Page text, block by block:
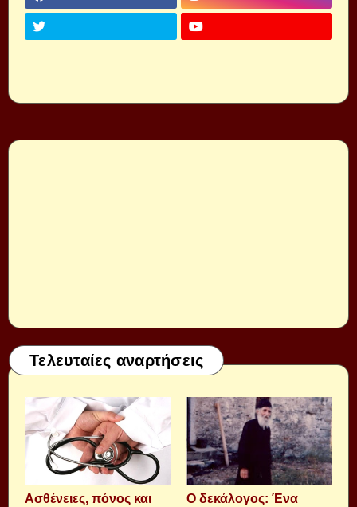
Τελευταίες αναρτήσεις
Aσθένειες, πόνος και
Ο δεκάλογος: Ένα